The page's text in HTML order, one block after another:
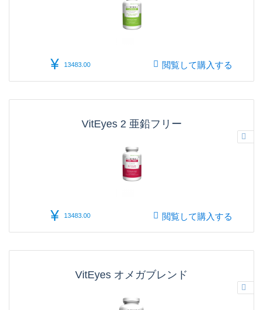
¥ 13483.00 閲覧して購入する
VitEyes 2 亜鉛フリー
¥ 13483.00 閲覧して購入する
VitEyes オメガブレンド